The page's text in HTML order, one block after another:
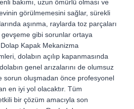
bakımı, uzun ömürlü olması ve
görülmemesini sağlar, sürekli
aşınma, raylarda toz parçaları
gibi sorunlar ortaya
Kapak Mekanizma
dolabın açılıp kapanmasında
genel arızalarını de olumsuz
sorun oluşmadan önce profesyonel
en iyi yol olacaktır. Tüm
bir çözüm amacıyla son